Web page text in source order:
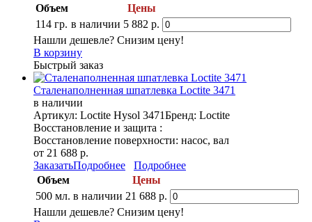
Объем
Цены
114 гр. в наличии 5 882 р.
Нашли дешевле? Снизим цену!
В корзину
Быстрый заказ
Сталенаполненная шпатлевка Loctite 3471
в наличии
Артикул: Loctite Hysol 3471Бренд: Loctite
Восстановление и защита :
Восстановление поверхности: насос, вал
от 21 688 р.
ЗаказатьПодробнее
Подробнее
Объем
Цены
500 мл. в наличии 21 688 р.
Нашли дешевле? Снизим цену!